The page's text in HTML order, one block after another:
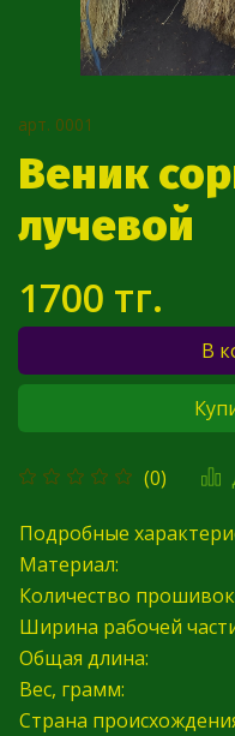
арт. 0001
Веник
лучевой
(0)
1700 тг.
В
Подробные
Материал:
Количество
Ширина рабочей
Общая длина:
Вес, грамм:
Страна